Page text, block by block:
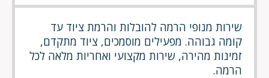
שירות מנופי הרמה להובלות והרמת ציוד עד
קומה גבוהה. מפעילים מוסמכים, ציוד מתקדם,
זמינות מהירה, שירות מקצועי ואחריות מלאה לכל
הרמה.